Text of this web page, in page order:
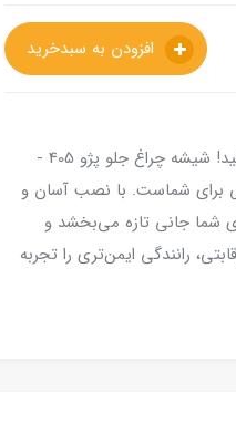
آیا چراغ جلوی پژو 405 شما به تازگی آسیب دیده است؟ نگران نباشید! شیشه چراغ جلو پژو 405 -
برای شماست. با نصب آسان و
شما جانی تازه می‌بخشد و
رانندگی ایمن‌تری را تجربه